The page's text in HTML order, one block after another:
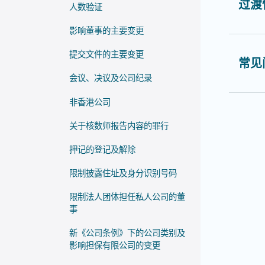
人数验证
影响董事的主要变更
提交文件的主要变更
会议、决议及公司纪录
非香港公司
关于核数师报告内容的罪行
押记的登记及解除
限制披露住址及身分识别号码
限制法人团体担任私人公司的董
事
新《公司条例》下的公司类别及
影响担保有限公司的变更
过
常